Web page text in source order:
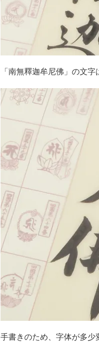
「南無釋迦牟尼佛」の文
手書きのため、字体が多少